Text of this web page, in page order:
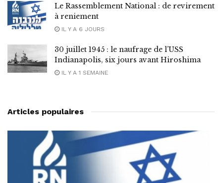
Le Rassemblement National : de revirement
à reniement
IL Y A 6 JOURS
30 juillet 1945 : le naufrage de l’USS
Indianapolis, six jours avant Hiroshima
IL Y A 1 SEMAINE
Articles populaires